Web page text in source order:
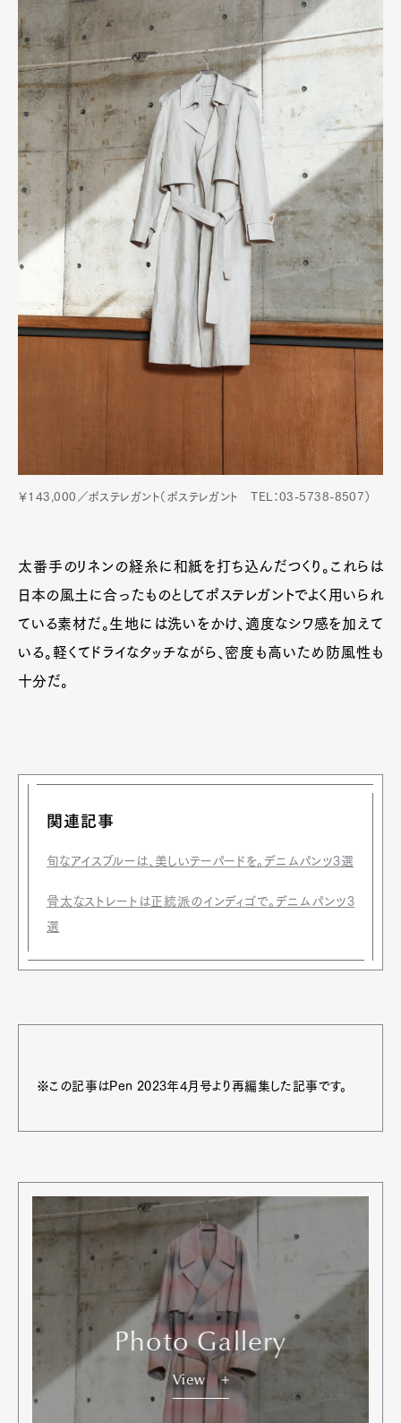
￥143,000／ポステレガント（ポステレガント TEL：03-5738-8507）
太番手のリネンの経糸に和紙を打ち込んだつくり。これらは
日本の風土に合ったものとしてポステレガントでよく用いられ
ている素材だ。生地には洗いをかけ、適度なシワ感を加えて
いる。軽くてドライなタッチながら、密度も高いため防風性も
十分だ。
関連記事
旬なアイスブルーは、美しいテーパードを。デニムパンツ3選
骨太なストレートは正統派のインディゴで。デニムパンツ3
選
※この記事はPen 2023年4月号より再編集した記事です。
Photo Gallery
View